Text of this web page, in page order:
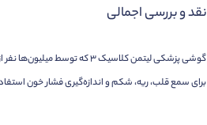
نقد و بررسی اجمالی
گوشی پزشکی لیتمن کلاسیک
برای سمع قلب، ریه، شکم و اندازه‌گیری فشار خون